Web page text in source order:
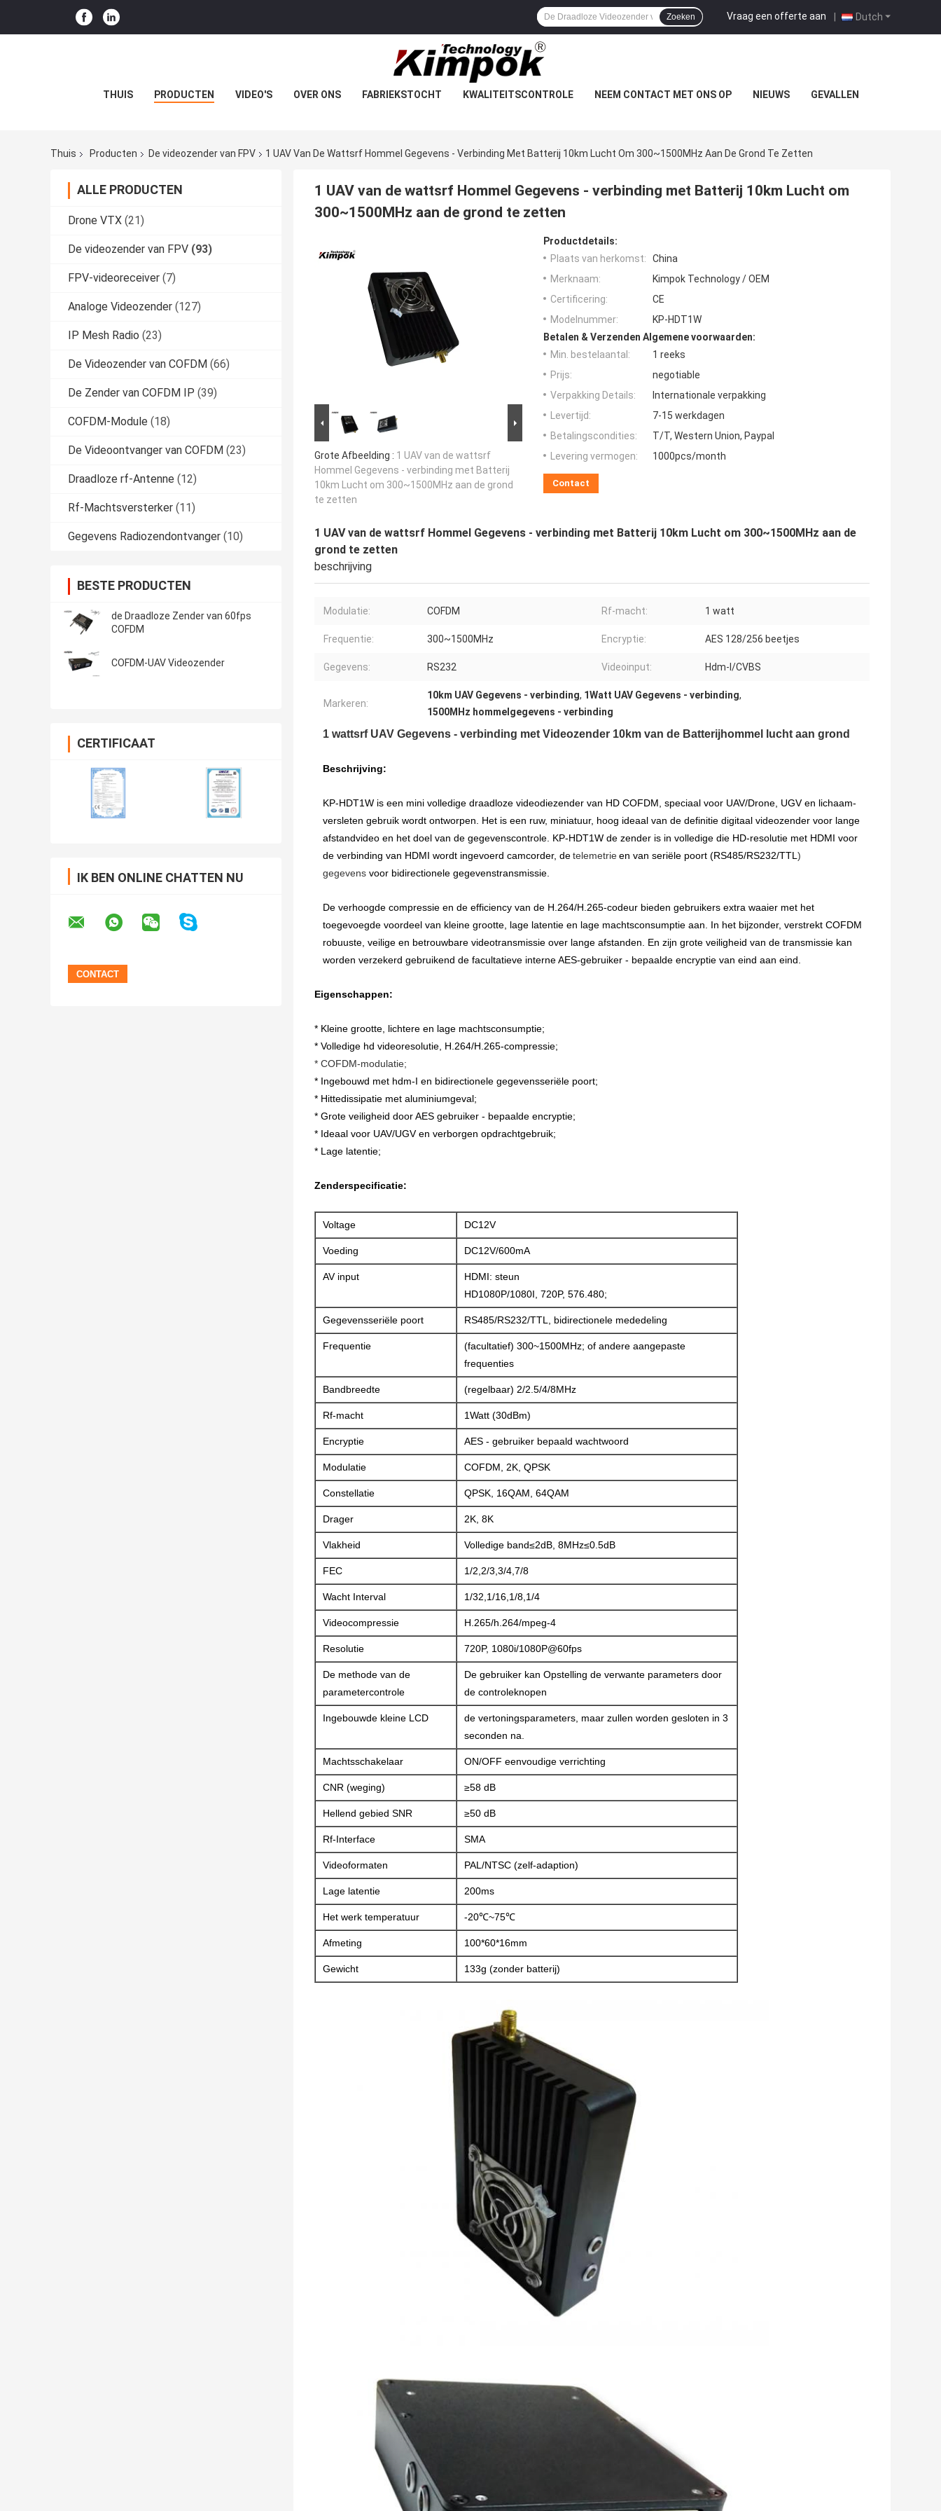
Dutch
Vraag een offerte aan |
Zoeken
THUIS PRODUCTEN VIDEO'S OVER ONS FABRIEKSTOCHT KWALITEITSCONTROLE NEEM CONTACT MET ONS OP NIEUWS GEVALLEN
Thuis Producten De videozender van FPV 1 UAV Van De Wattsrf Hommel Gegevens - Verbinding Met Batterij 10km Lucht Om 300~1500MHz Aan De Grond Te Zetten
ALLE PRODUCTEN
Drone VTX (21)
De videozender van FPV (93)
FPV-videoreceiver (7)
Analoge Videozender (127)
IP Mesh Radio (23)
De Videozender van COFDM (66)
De Zender van COFDM IP (39)
COFDM-Module (18)
De Videoontvanger van COFDM (23)
Draadloze rf-Antenne (12)
Rf-Machtsversterker (11)
Gegevens Radiozendontvanger (10)
BESTE PRODUCTEN
de Draadloze Zender van 60fps
COFDM
COFDM-UAV Videozender
CERTIFICAAT
IK BEN ONLINE CHATTEN NU
1 UAV van de wattsrf Hommel Gegevens - verbinding met Batterij 10km Lucht om
300~1500MHz aan de grond te zetten
Grote Afbeelding : 1 UAV van de wattsrf
Hommel Gegevens - verbinding met Batterij
10km Lucht om 300~1500MHz aan de grond
te zetten
Productdetails:
Plaats van herkomst:
China
Merknaam:
Kimpok Technology / OEM
Certificering:
CE
Modelnummer:
KP-HDT1W
Betalen & Verzenden Algemene voorwaarden:
Min. bestelaantal:
1 reeks
Prijs:
negotiable
Verpakking Details:
Internationale verpakking
Levertijd:
7-15 werkdagen
Betalingscondities:
T/T, Western Union, Paypal
Levering vermogen:
1000pcs/month
Contact
1 UAV van de wattsrf Hommel Gegevens - verbinding met Batterij 10km Lucht om 300~1500MHz aan de
grond te zetten
beschrijving
Modulatie: COFDM Rf-macht: 1 watt
Frequentie: 300~1500MHz Encryptie: AES 128/256 beetjes
Gegevens: RS232 Videoinput: Hdm-I/CVBS
Markeren:
10km UAV Gegevens - verbinding, 1Watt UAV Gegevens - verbinding,
1500MHz hommelgegevens - verbinding
1 wattsrf UAV Gegevens - verbinding met Videozender 10km van de Batterijhommel lucht aan grond
Beschrijving:
KP-HDT1W is een mini volledige draadloze videodiezender van HD COFDM, speciaal voor UAV/Drone, UGV en lichaam-
versleten gebruik wordt ontworpen. Het is een ruw, miniatuur, hoog ideaal van de definitie digitaal videozender voor lange
afstandvideo en het doel van de gegevenscontrole. KP-HDT1W de zender is in volledige die HD-resolutie met HDMI voor
de verbinding van HDMI wordt ingevoerd camcorder, detelemetrieen van seriële poort (RS485/RS232/TTL)
gegevensvoor bidirectionele gegevenstransmissie.
De verhoogde compressie en de efficiency van de H.264/H.265-codeur bieden gebruikers extra waaier met het
toegevoegde voordeel van kleine grootte, lage latentie en lage machtsconsumptie aan. In het bijzonder, verstrekt COFDM
robuuste, veilige en betrouwbare videotransmissie over lange afstanden. En zijn grote veiligheid van de transmissie kan
worden verzekerd gebruikend de facultatieve interne AES-gebruiker - bepaalde encryptie van eind aan eind.
Eigenschappen:
* Kleine grootte, lichtere en lage machtsconsumptie;
* Volledige hd videoresolutie, H.264/H.265-compressie;
* COFDM-modulatie;
* Ingebouwd met hdm-I en bidirectionele gegevensseriële poort;
* Hittedissipatie met aluminiumgeval;
* Grote veiligheid door AES gebruiker - bepaalde encryptie;
* Ideaal voor UAV/UGV en verborgen opdrachtgebruik;
* Lage latentie;
Zenderspecificatie:
Voltage DC12V
Voeding DC12V/600mA
AV input
HDMI: steun
HD1080P/1080I, 720P, 576.480;
Gegevensseriële poort RS485/RS232/TTL, bidirectionele mededeling
Frequentie
(facultatief) 300~1500MHz; of andere aangepaste
frequenties
Bandbreedte (regelbaar) 2/2.5/4/8MHz
Rf-macht 1Watt (30dBm)
Encryptie AES - gebruiker bepaald wachtwoord
Modulatie COFDM, 2K, QPSK
Constellatie QPSK, 16QAM, 64QAM
Drager 2K, 8K
Vlakheid Volledige band≤2dB, 8MHz≤0.5dB
FEC 1/2,2/3,3/4,7/8
Wacht Interval 1/32,1/16,1/8,1/4
Videocompressie H.265/h.264/mpeg-4
Resolutie 720P, 1080i/1080P@60fps
De methode van de
parametercontrole
De gebruiker kan Opstelling de verwante parameters door
de controleknopen
Ingebouwde kleine LCD
de vertoningsparameters, maar zullen worden gesloten in 3
seconden na.
Machtsschakelaar ON/OFF eenvoudige verrichting
CNR (weging) ≥58 dB
Hellend gebied SNR ≥50 dB
Rf-Interface SMA
Videoformaten PAL/NTSC (zelf-adaption)
Lage latentie 200ms
Het werk temperatuur -20℃~75℃
Afmeting 100*60*16mm
Gewicht 133g (zonder batterij)